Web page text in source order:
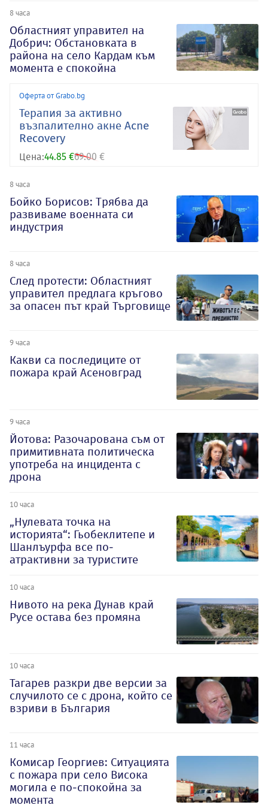
8 часа
Oбластният управител на
Добрич: Обстановката в
района на село Кардам към
момента е спокойна
Оферта от Grabo.bg
Терапия за активно
възпалително акне Acne
Recovery
Цена:44.85 €69.00 €
8 часа
Бойко Борисов: Трябва да
развиваме военната си
индустрия
8 часа
След протести: Областният
управител предлага кръгово
за опасен път край Търговище
9 часа
Какви са последиците от
пожара край Асеновград
9 часа
Йотова: Разочарована съм от
примитивната политическа
употреба на инцидента с
дрона
10 часа
„Нулевата точка на
историята“: Гьобеклитепе и
Шанлъурфа все по-
атрактивни за туристите
10 часа
Нивото на река Дунав край
Русе остава без промяна
10 часа
Тагарев разкри две версии за
случилото се с дрона, който се
взриви в България
11 часа
Комисар Георгиев: Ситуацията
с пожара при село Висока
могила е по-спокойна за
момента